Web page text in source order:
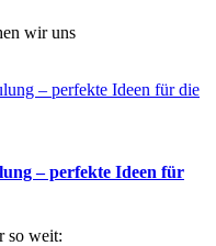
wir uns
– perfekte Ideen für
so weit: